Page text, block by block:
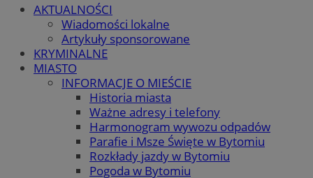
AKTUALNOŚCI
Wiadomości lokalne
Artykuły sponsorowane
KRYMINALNE
MIASTO
INFORMACJE O MIEŚCIE
Historia miasta
Ważne adresy i telefony
Harmonogram wywozu odpadów
Parafie i Msze Święte w Bytomiu
Rozkłady jazdy w Bytomiu
Pogoda w Bytomiu